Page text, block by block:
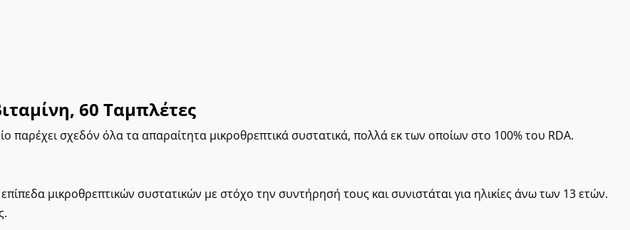
60 Ταμπλέτες
παρέχει σχεδόν όλα τα απαραίτητα μικροθρεπτικά συστατικά, πολλά εκ των οποίων στο 100% του RDA.
μικροθρεπτικών συστατικών με στόχο την συντήρησή τους και συνιστάται για ηλικίες άνω των 13 ετών.